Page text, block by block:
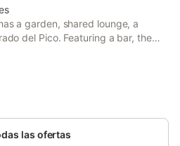
a garden, shared lounge, a
del Pico. Featuring a bar, the
km of Hayedo de Tejera Negra
family rooms.
las ofertas